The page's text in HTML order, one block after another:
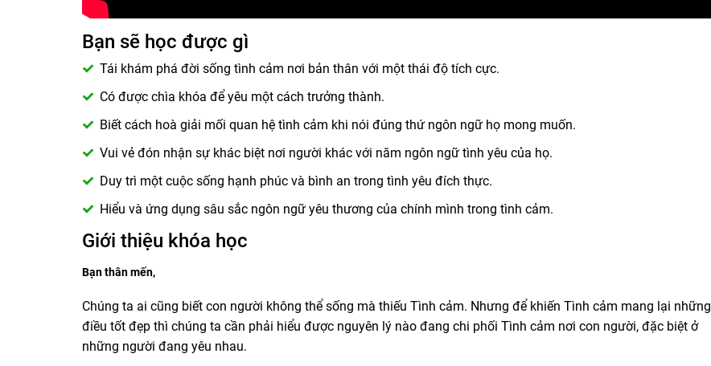
Bạn sẽ học được gì
Tái khám phá đời sống tình cảm nơi bản thân với một thái độ tích cực.
Có được chìa khóa để yêu một cách trưởng thành.
Biết cách hoà giải mối quan hệ tình cảm khi nói đúng thứ ngôn ngữ họ mong muốn.
Vui vẻ đón nhận sự khác biệt nơi người khác với năm ngôn ngữ tình yêu của họ.
Duy trì một cuộc sống hạnh phúc và bình an trong tình yêu đích thực.
Hiểu và ứng dụng sâu sắc ngôn ngữ yêu thương của chính mình trong tình cảm.
Giới thiệu khóa học
Bạn thân mến,
Chúng ta ai cũng biết con người không thể sống mà thiếu Tình cảm. Nhưng để khiến Tình cảm mang lại những
điều tốt đẹp thì chúng ta cần phải hiểu được nguyên lý nào đang chi phối Tình cảm nơi con người, đặc biệt ở
những người đang yêu nhau.